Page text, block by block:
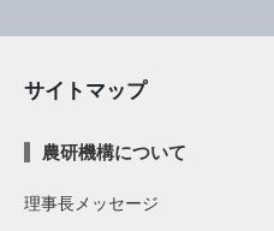
サイトマップ
農研機構について
理事長メッセージ